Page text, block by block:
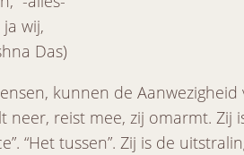
wij,
Das)
kunnen de
reist mee, zij omarmt. Zij
“Het tussen”. Zij is de